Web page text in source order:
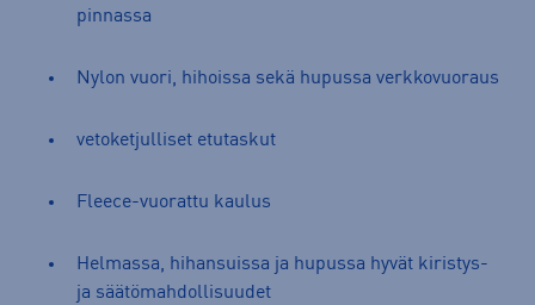
pinnassa
Nylon vuori, hihoissa sekä hupussa verkkovuoraus
vetoketjulliset etutaskut
Fleece-vuorattu kaulus
Helmassa, hihansuissa ja hupussa hyvät kiristys-
ja säätömahdollisuudet